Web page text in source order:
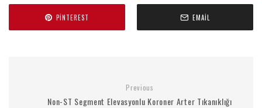
PINTEREST EMAIL
Previous
Non-ST Segment Elevasyonlu Koroner Arter Tıkanıklığı